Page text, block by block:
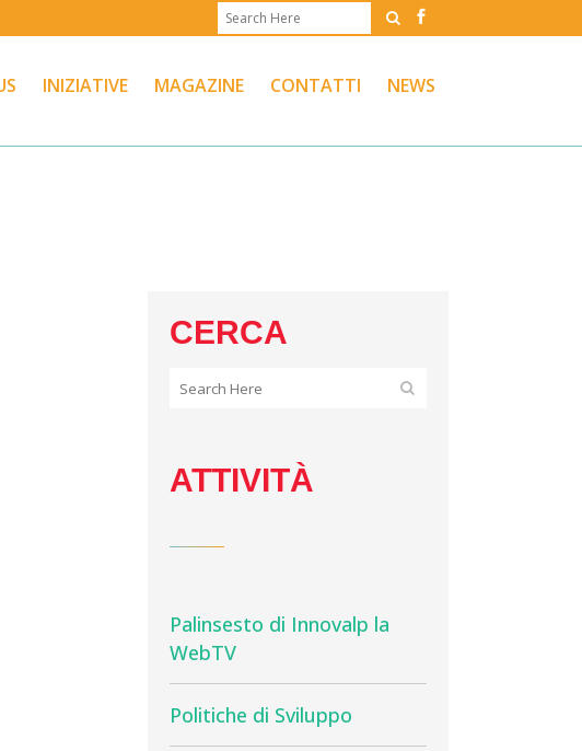
INIZIATIVE MAGAZINE CONTATTI NEWS
CERCA
ATTIVITÀ
Palinsesto di Innovalp la
WebTV
Politiche di Sviluppo